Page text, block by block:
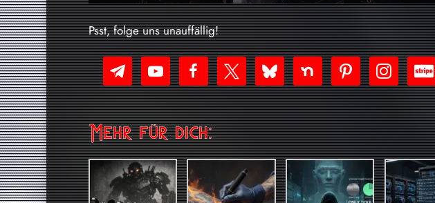
Psst, folge uns unauffällig!
telegramyoutube-
play
facebookx blueskynextdoorpinterestinstagram
cc-
stripe
Mehr für dich: